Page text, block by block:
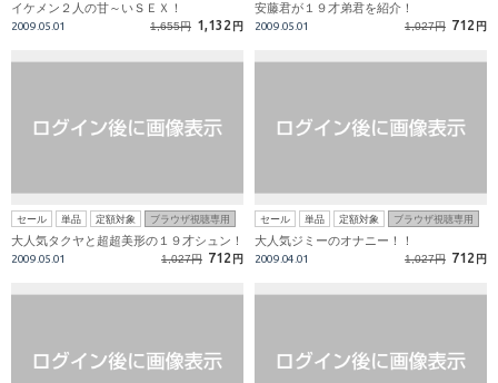
イケメン２人の甘～いＳＥＸ！
2009.05.01 1,655円 1,132 円
安藤君が１９才弟君を紹介！
2009.05.01 1,027円 712 円
セール 単品 定額対象 ブラウザ視聴専用
大人気タクヤと超超美形の１９才シュン！
2009.05.01 1,027円 712 円
セール 単品 定額対象 ブラウザ視聴専用
大人気ジミーのオナニー！！
2009.04.01 1,027円 712 円